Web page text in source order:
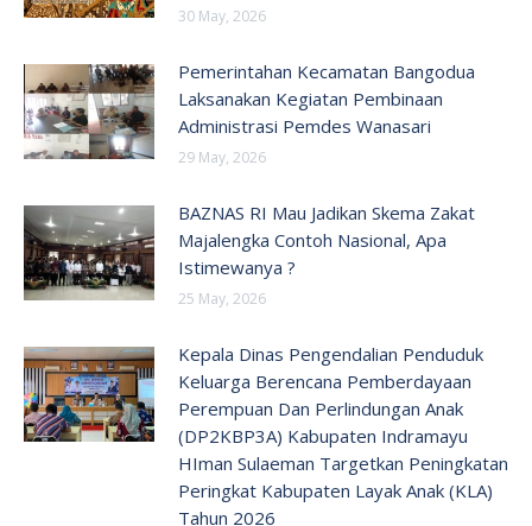
30 May, 2026
Pemerintahan Kecamatan Bangodua
Laksanakan Kegiatan Pembinaan
Administrasi Pemdes Wanasari
29 May, 2026
BAZNAS RI Mau Jadikan Skema Zakat
Majalengka Contoh Nasional, Apa
Istimewanya ?
25 May, 2026
Kepala Dinas Pengendalian Penduduk
Keluarga Berencana Pemberdayaan
Perempuan Dan Perlindungan Anak
(DP2KBP3A) Kabupaten Indramayu
HIman Sulaeman Targetkan Peningkatan
Peringkat Kabupaten Layak Anak (KLA)
Tahun 2026